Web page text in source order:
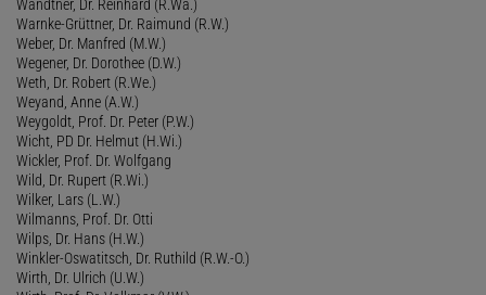
Wandtner, Dr. Reinhard (R.Wa.)
Warnke-Grüttner, Dr. Raimund (R.W.)
Weber, Dr. Manfred (M.W.)
Wegener, Dr. Dorothee (D.W.)
Weth, Dr. Robert (R.We.)
Weyand, Anne (A.W.)
Weygoldt, Prof. Dr. Peter (P.W.)
Wicht, PD Dr. Helmut (H.Wi.)
Wickler, Prof. Dr. Wolfgang
Wild, Dr. Rupert (R.Wi.)
Wilker, Lars (L.W.)
Wilmanns, Prof. Dr. Otti
Wilps, Dr. Hans (H.W.)
Winkler-Oswatitsch, Dr. Ruthild (R.W.-O.)
Wirth, Dr. Ulrich (U.W.)